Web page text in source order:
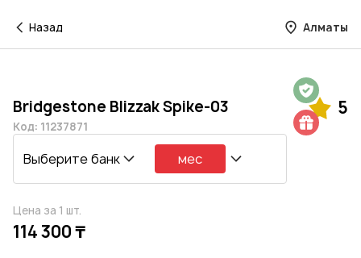
Назад Алматы
Bridgestone Blizzak Spike-03 5
Код: 11237871
Выберите банк мес
Цена за 1 шт.
114 300 ₸